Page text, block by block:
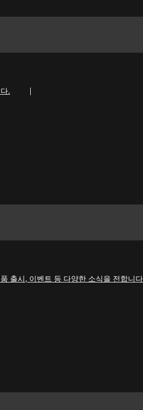
.
출시, 이벤트 등 다양한 소식을 전합니